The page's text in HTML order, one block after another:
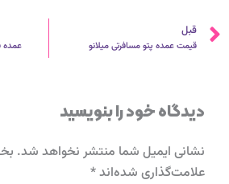
قبلی
قبل
قیمت عمده پتو مسافرتی میلانو عمده
دیدگاه‌ خود را بنویسید
نشانی ایمیل شما منتشر نخواهد شد.
علامت‌گذاری شده‌اند*